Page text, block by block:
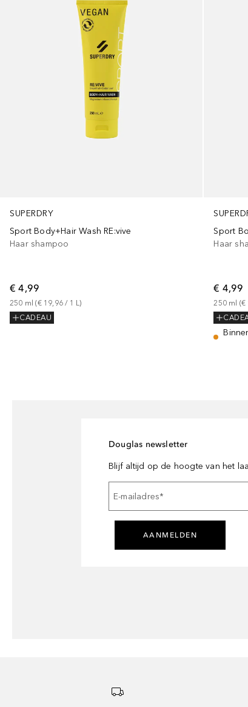
SUPERDRY
Sport Body+Hair Wash RE:vive
Haar shampoo
€ 4,99
250 ml (€ 19,96 / 1 L)
CADEAU
Sport
Haar
€ 4,99
250 ml (€
Douglas newsletter
Blijf altijd op de hoogte van het
E-mailadres*
AANMELDEN